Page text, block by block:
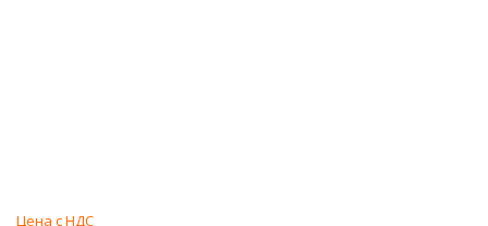
Цена с НДС